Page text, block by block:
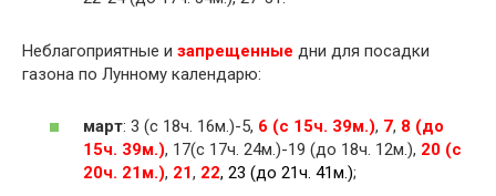
Неблагоприятные и запрещенные дни для посадки
газона по Лунному календарю:
март: 3 (с 18ч. 16м.)-5, 6 (с 15ч. 39м.), 7, 8 (до
15ч. 39м.), 17(с 17ч. 24м.)-19 (до 18ч. 12м.), 20 (с
20ч. 21м.), 21, 22, 23 (до 21ч. 41м.);